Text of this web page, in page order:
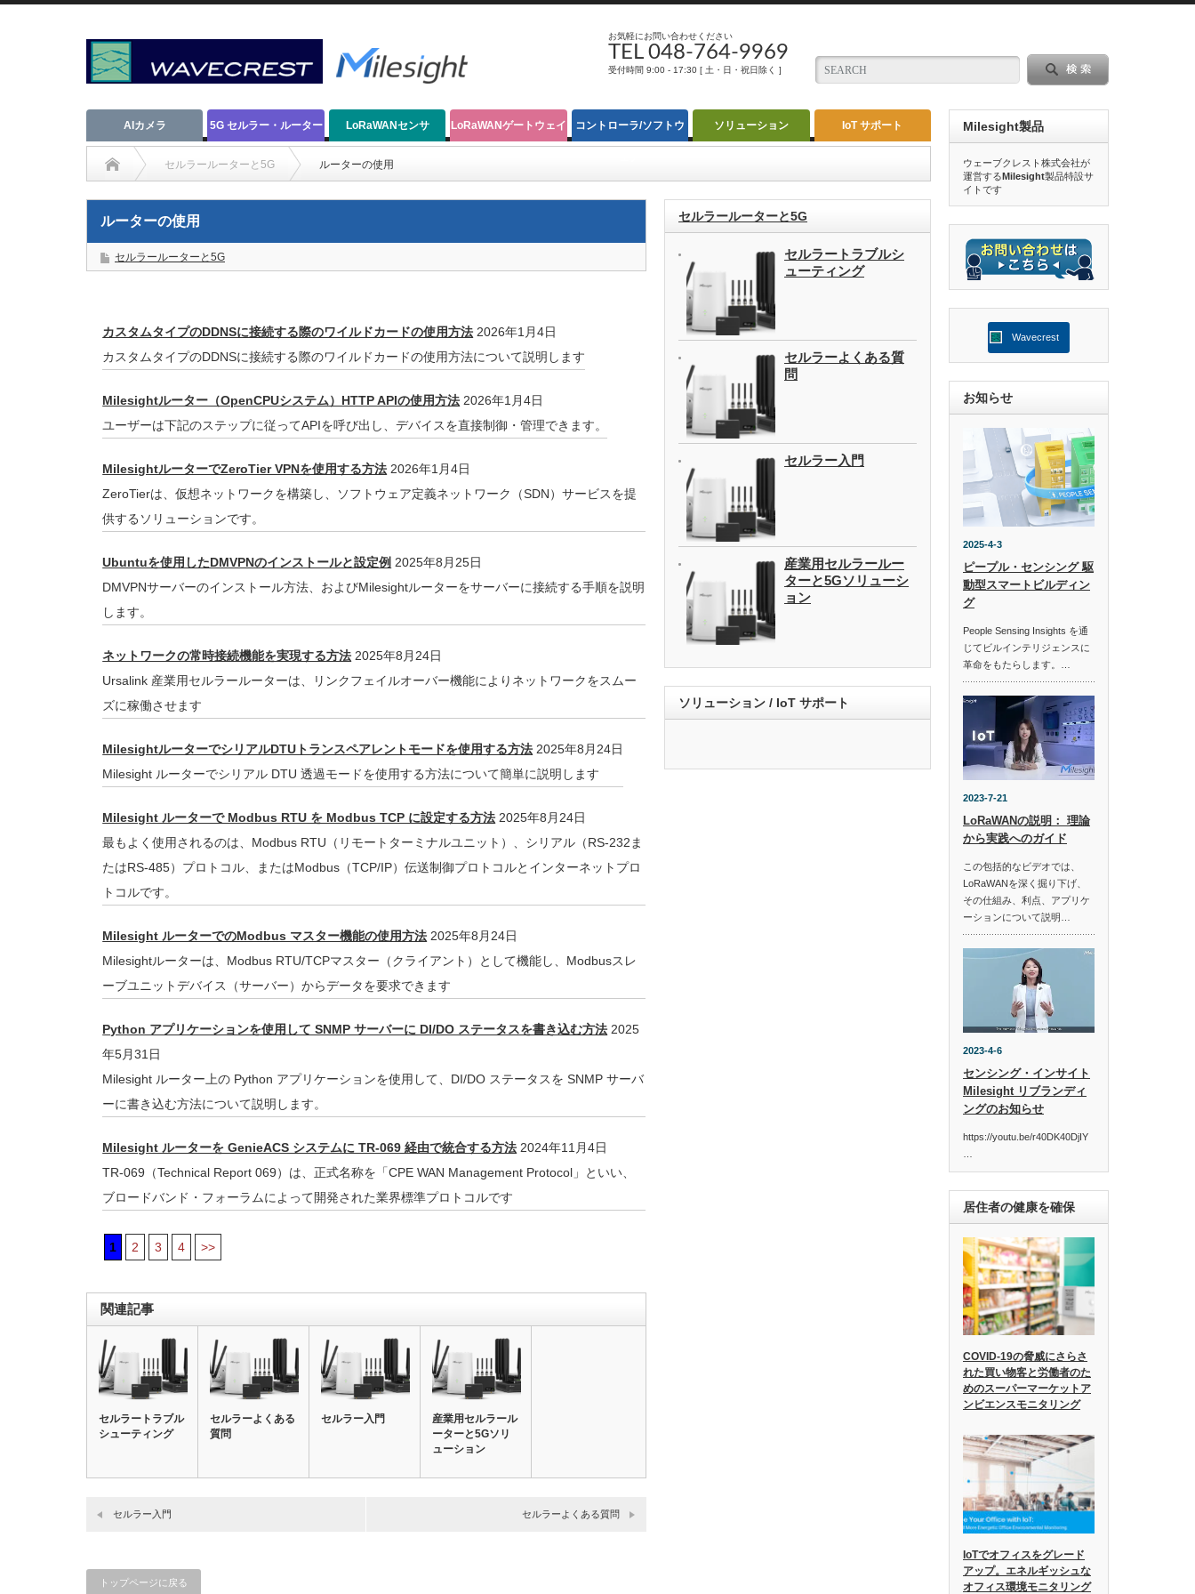
お気軽にお問い合わせください
TEL 048-764-9969
受付時間 9:00 - 17:30 [ 土・日・祝日除く ]
AIカメラ 5G セルラー・ルーター LoRaWANセンサ LoRaWANゲートウェイ コントローラ/ソフトウ ソリューション IoT サポート
セルラールーターと5G ルーターの使用
ルーターの使用
セルラールーターと5G
カスタムタイプのDDNSに接続する際のワイルドカードの使用方法 2026年1月4日
カスタムタイプのDDNSに接続する際のワイルドカードの使用方法について説明します
Milesightルーター（OpenCPUシステム）HTTP APIの使用方法 2026年1月4日
ユーザーは下記のステップに従ってAPIを呼び出し、デバイスを直接制御・管理できます。
MilesightルーターでZeroTier VPNを使用する方法 2026年1月4日
ZeroTierは、仮想ネットワークを構築し、ソフトウェア定義ネットワーク（SDN）サービスを提
供するソリューションです。
Ubuntuを使用したDMVPNのインストールと設定例 2025年8月25日
DMVPNサーバーのインストール方法、およびMilesightルーターをサーバーに接続する手順を説明
します。
ネットワークの常時接続機能を実現する方法 2025年8月24日
Ursalink 産業用セルラールーターは、リンクフェイルオーバー機能によりネットワークをスムー
ズに稼働させます
MilesightルーターでシリアルDTUトランスペアレントモードを使用する方法 2025年8月24日
Milesight ルーターでシリアル DTU 透過モードを使用する方法について簡単に説明します
Milesight ルーターで Modbus RTU を Modbus TCP に設定する方法 2025年8月24日
最もよく使用されるのは、Modbus RTU（リモートターミナルユニット）、シリアル（RS-232ま
たはRS-485）プロトコル、またはModbus（TCP/IP）伝送制御プロトコルとインターネットプロ
トコルです。
Milesight ルーターでのModbus マスター機能の使用方法 2025年8月24日
Milesightルーターは、Modbus RTU/TCPマスター（クライアント）として機能し、Modbusスレ
ーブユニットデバイス（サーバー）からデータを要求できます
Python アプリケーションを使用して SNMP サーバーに DI/DO ステータスを書き込む方法 2025
年5月31日
Milesight ルーター上の Python アプリケーションを使用して、DI/DO ステータスを SNMP サーバ
ーに書き込む方法について説明します。
Milesight ルーターを GenieACS システムに TR-069 経由で統合する方法 2024年11月4日
TR-069（Technical Report 069）は、正式名称を「CPE WAN Management Protocol」といい、
ブロードバンド・フォーラムによって開発された業界標準プロトコルです
1 2 3 4 >>
関連記事
セルラートラブル
シューティング
セルラーよくある
質問
セルラー入門
産業用セルラール
ーターと5Gソリ
ューション
セルラー入門 セルラーよくある質問
トップページに戻る
セルラールーターと5G
セルラートラブルシ
ューティング
セルラーよくある質
問
セルラー入門
産業用セルラールー
ターと5Gソリューシ
ョン
ソリューション / IoT サポート
Milesight製品
ウェーブクレスト株式会社が
運営するMilesight製品特設サ
イトです
Wavecrest
お知らせ
2025-4-3
ピープル・センシング 駆
動型スマートビルディン
グ
People Sensing Insights を通
じてビルインテリジェンスに
革命をもたらします。…
2023-7-21
LoRaWANの説明： 理論
から実践へのガイド
この包括的なビデオでは、
LoRaWANを深く掘り下げ、
その仕組み、利点、アプリケ
ーションについて説明…
2023-4-6
センシング・インサイト
Milesight リブランディ
ングのお知らせ
https://youtu.be/r40DK40DjIY
居住者の健康を確保
COVID-19の脅威にさらさ
れた買い物客と労働者のた
めのスーパーマーケットア
ンビエンスモニタリング
IoTでオフィスをグレード
アップ。エネルギッシュな
オフィス環境モニタリング